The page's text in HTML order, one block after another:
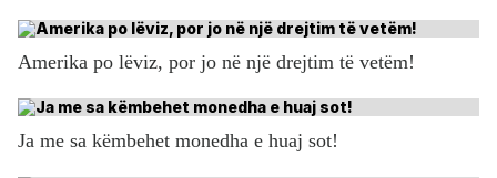
Amerika po lëviz, por jo në një drejtim të vetëm!
Ja me sa këmbehet monedha e huaj sot!